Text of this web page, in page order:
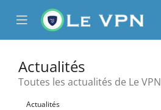
Mobile
Menu
Actualités
Toutes les actualités de Le VPN
Actualités